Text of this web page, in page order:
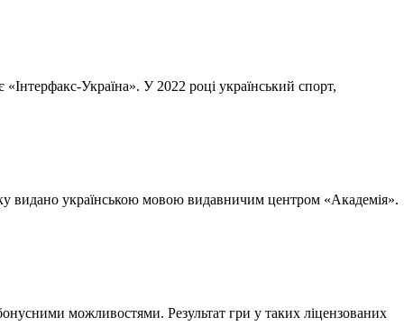
Україна». У 2022 році український спорт,
видано українською мовою видавничим центром «Академія».
можливостями. Результат гри у таких ліцензованих